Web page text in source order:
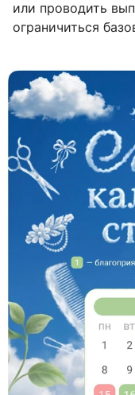
или проводить
ограничиться